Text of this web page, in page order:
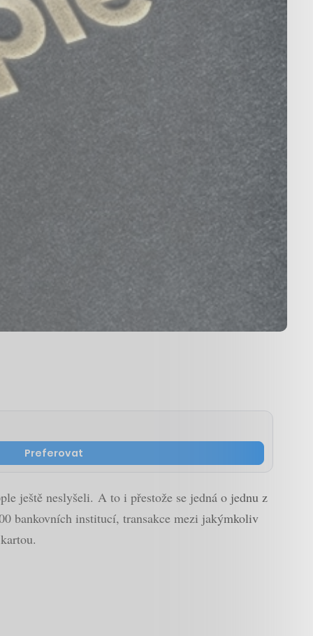
Preferovat
ještě neslyšeli. A to i přestože se jedná o jednu z
bankovních institucí, transakce mezi jakýmkoliv